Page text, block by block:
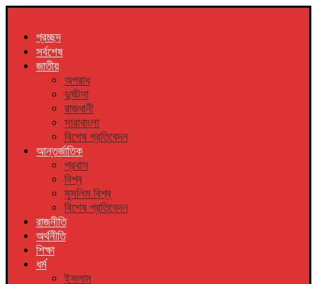
প্রচ্ছদ
সর্বশেষ
জাতীয়
অপরাধ
দুর্ঘটনা
রাজধানী
সারাবাংলা
বিশেষ প্রতিবেদন
আন্তর্জাতিক
প্রবাস
বিশ্ব
মুসলিম বিশ্ব
বিশেষ প্রতিবেদন
রাজনীতি
অর্থনীতি
শিক্ষা
ধর্ম
ইসলাম